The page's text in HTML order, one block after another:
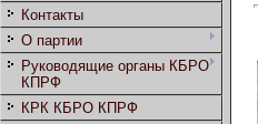
Контакты
О партии
Руководящие органы КБРО
КПРФ
КРК КБРО КПРФ